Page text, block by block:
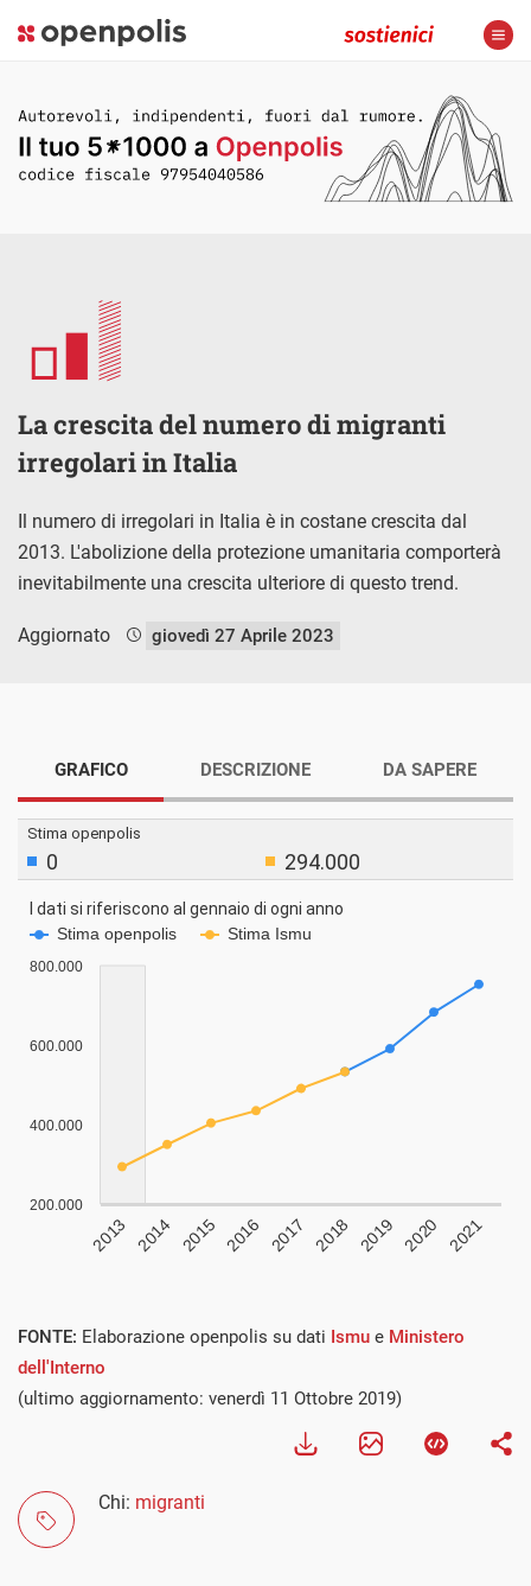
La crescita del numero di migranti
irregolari in Italia
Il numero di irregolari in Italia è in costane crescita dal
2013. L'abolizione della protezione umanitaria comporterà
inevitabilmente una crescita ulteriore di questo trend.
Aggiornato giovedì 27 Aprile 2023
GRAFICO DESCRIZIONE DA SAPERE
FONTE: Elaborazione openpolis su dati Ismu e Ministero
dell'Interno
(ultimo aggiornamento: venerdì 11 Ottobre 2019)
Chi: migranti